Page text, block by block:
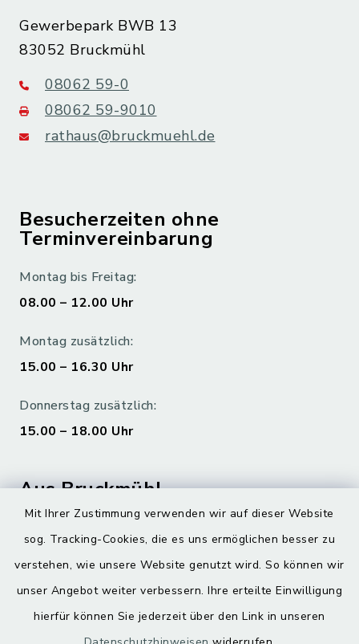
Mit Ihrer Zustimmung verwenden wir auf dieser Website
sog. Tracking-Cookies, die es uns ermöglichen besser zu
verstehen, wie unsere Website genutzt wird. So können wir
unser Angebot weiter verbessern. Ihre erteilte Einwilligung
hierfür können Sie jederzeit über den Link in unseren
Gewerbepark BWB 13
83052 Bruckmühl
08062 59-0
08062 59-9010
rathaus@bruckmuehl.de
Besucherzeiten ohne
Terminvereinbarung
Montag bis Freitag:
08.00 – 12.00 Uhr
Montag zusätzlich:
15.00 – 16.30 Uhr
Donnerstag zusätzlich:
15.00 – 18.00 Uhr
Aus Bruckmühl
Digitaler Ortsplan